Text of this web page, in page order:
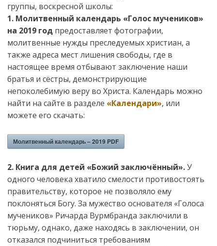
группы, воскресной школы:
1. Молитвенный календарь «Голос мучеников»
на 2019 год предоставляет фотографии,
молитвенные нужды преследуемых христиан, а
также адреса мест лишения свободы, где в
настоящее время отбывают заключение наши
братья и сёстры, демонстрирующие
непоколебимую веру во Христа. Календарь можно
найти на сайте в разделе «Календари», или
можете его скачать:
Молитвенный календарь – 2019 PDF
2. Книга для детей «Божий заключённый».У
одного человека хватило смелости противостоять
правительству, которое не позволяло ему
поклоняться Богу. За мужество основателя «Голоса
мучеников» Ричарда Вурмбранда заключили в
тюрьму, однако, даже находясь в заключении, он
отказался подчиниться требованиям